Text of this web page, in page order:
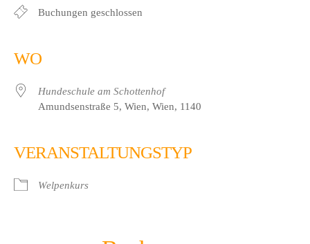
Buchungen geschlossen
WO
Hundeschule am Schottenhof
Amundsenstraße 5, Wien, Wien, 1140
VERANSTALTUNGSTYP
Welpenkurs